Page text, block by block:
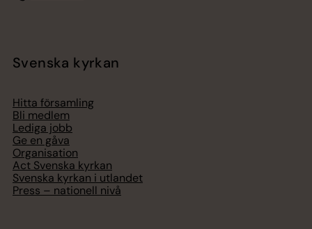
Svenska kyrkan
Hitta församling
Bli medlem
Lediga jobb
Ge en gåva
Organisation
Act Svenska kyrkan
Svenska kyrkan i utlandet
Press – nationell nivå